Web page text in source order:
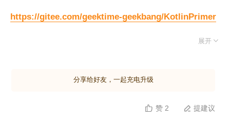
https://gitee.com/geektime-geekbang/KotlinPrimer
展开 
分享给好友，一起充电升级
 赞 2  提建议